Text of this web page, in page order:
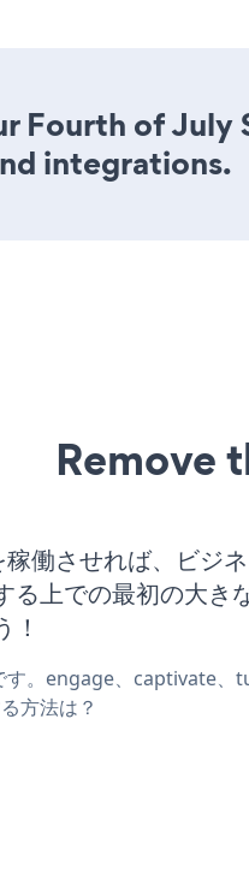
Fourth of July
integrations.
Remove
働させれば、ビジ
る上での最初の大き
。engage、captivate、
方法は？